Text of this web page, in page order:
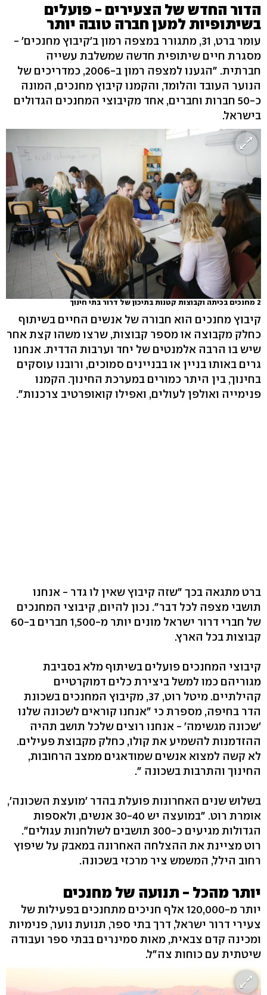
הדור החדש של הצעירים - פועלים
בשיתופיות למען חברה טובה יותר
עומר ברט, 31, מתגורר במצפה רמון ב'קיבוץ מחנכים' -
מסגרת חיים שיתופית חדשה שמשלבת עשייה
חברתית. "הגענו למצפה רמון ב-2006, כמדריכים של
הנוער העובד והלומד, והקמנו קיבוץ מחנכים, המונה
כ-50 חברות וחברים, אחד מקיבוצי המחנכים הגדולים
בישראל.
2 מחנכים בכיתה וקבוצות קטנות בתיכון של דרור בתי חינוך
קיבוץ מחנכים הוא חבורה של אנשים החיים בשיתוף
כחלק מקבוצה או מספר קבוצות, שרצו משהו קצת אחר
שיש בו הרבה אלמנטים של יחד וערבות הדדית. אנחנו
גרים באותו בניין או בבניינים סמוכים, ורובנו עוסקים
בחינוך, בין היתר כמורים במערכת החינוך. הקמנו
פנימייה ואולפן לעולים, ואפילו קואופרטיב צרכנות".
ברט מתגאה בכך "שזה קיבוץ שאין לו גדר - אנחנו
תושבי מצפה לכל דבר". נכון להיום, קיבוצי המחנכים
של חברי דרור ישראל מונים יותר מ-1,500 חברים ב-60
קבוצות בכל הארץ.
קיבוצי המחנכים פועלים בשיתוף מלא בסביבת
מגוריהם כמו למשל ביצירת כלים דמוקרטיים
קהילתיים. מיטל רוט, 37, מקיבוץ המחנכים בשכונת
הדר בחיפה, מספרת כי "אנחנו קוראים לשכונה שלנו
'שכונה מגשימה' - אנחנו רוצים שלכל תושב תהיה
ההזדמנות להשמיע את קולו, כחלק מקבוצת פעילים.
לא קשה למצוא אנשים שמודאגים ממצב הרחובות,
החינוך והתרבות בשכונה ".
בשלוש שנים האחרונות פועלת בהדר 'מועצת השכונה',
אומרת רוט. "במועצה יש 30-40 אנשים, ולאספות
הגדולות מגיעים כ-300 תושבים לשולחנות עגולים".
רוט מציינת את ההצלחה האחרונה במאבק על שיפוץ
רחוב הילל, המשמש ציר מרכזי בשכונה.
יותר מהכל - תנועה של מחנכים
יותר מ-120,000 אלף חניכים מתחנכים בפעילות של
צעירי דרור ישראל, דרך בתי ספר, תנועת נוער, פנימיות
ומכינה קדם צבאית, מאות סמינרים בבתי ספר ועבודה
שיטתית עם כוחות צה"ל.